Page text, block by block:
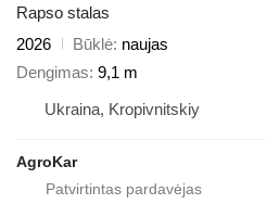
Rapso stalas
2026
Būklė naujas
Dengimas 9,1 m
Ukraina, Kropivnitskiy
AgroKar